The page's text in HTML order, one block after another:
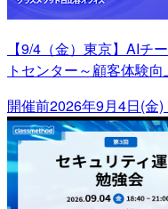
【9/4（金）東京】AIチ
トセンター～顧客体験
開催前2026年9月4日(金)